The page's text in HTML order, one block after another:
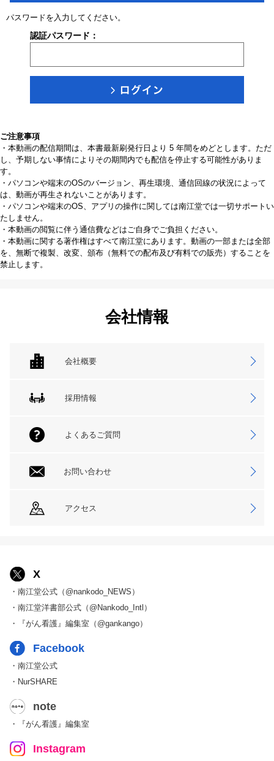
パスワードを入力してください。
認証パスワード：
ご注意事項
・本動画の配信期間は、本書最新刷発行日より 5 年間をめどとします。ただ
し、予期しない事情によりその期間内でも配信を停止する可能性がありま
す。
・パソコンや端末のOSのバージョン、再生環境、通信回線の状況によって
は、動画が再生されないことがあります。
・パソコンや端末のOS、アプリの操作に関しては南江堂では一切サポートい
たしません。
・本動画の閲覧に伴う通信費などはご自身でご負担ください。
・本動画に関する著作権はすべて南江堂にあります。動画の一部または全部
を、無断で複製、改変、頒布（無料での配布及び有料での販売）することを
禁止します。
会社情報
会社概要
採用情報
よくあるご質問
お問い合わせ
アクセス
X
・南江堂公式（@nankodo_NEWS）
・南江堂洋書部公式（@Nankodo_Intl）
・『がん看護』編集室（@gankango）
Facebook
・南江堂公式
・NurSHARE
note
・『がん看護』編集室
Instagram